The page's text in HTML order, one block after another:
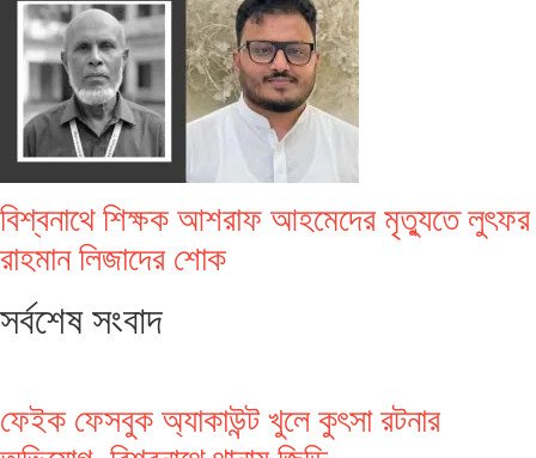
বিশ্বনাথে শিক্ষক আশরাফ আহমেদের মৃত্যুতে লুৎফর
রাহমান লিজাদের শোক
সর্বশেষ সংবাদ
ফেইক ফেসবুক অ্যাকাউন্ট খুলে কুৎসা রটনার